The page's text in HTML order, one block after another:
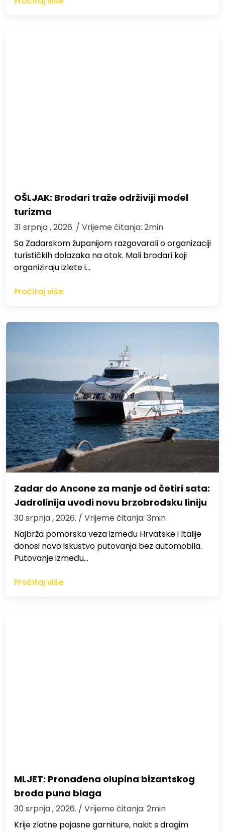
OŠLJAK: Brodari traže održiviji model
turizma
31 srpnja , 2026. / Vrijeme čitanja: 2min
Sa Zadarskom županijom razgovarali o organizaciji
turističkih dolazaka na otok. Mali brodari koji
organiziraju izlete i…
Pročitaj više
Zadar do Ancone za manje od četiri sata:
Jadrolinija uvodi novu brzobrodsku liniju
30 srpnja , 2026. / Vrijeme čitanja: 3min
Najbrža pomorska veza između Hrvatske i Italije
donosi novo iskustvo putovanja bez automobila.
Putovanje između…
Pročitaj više
MLJET: Pronađena olupina bizantskog
broda puna blaga
30 srpnja , 2026. / Vrijeme čitanja: 2min
Krije zlatne pojasne garniture, nakit s dragim